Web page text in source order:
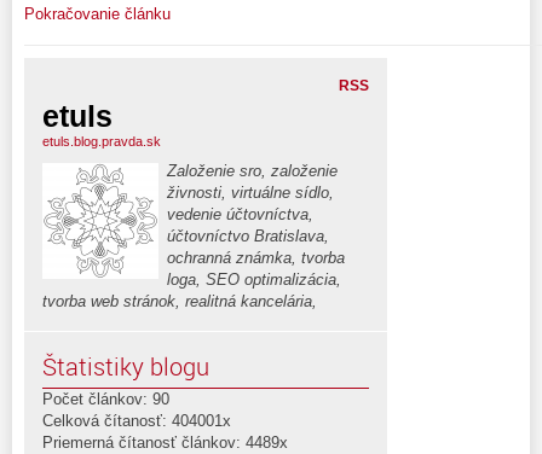
Pokračovanie článku
RSS
etuls
etuls.blog.pravda.sk
Založenie sro, založenie
živnosti, virtuálne sídlo,
vedenie účtovníctva,
účtovníctvo Bratislava,
ochranná známka, tvorba
loga, SEO optimalizácia,
tvorba web stránok, realitná kancelária,
Štatistiky blogu
Počet článkov: 90
Celková čítanosť: 404001x
Priemerná čítanosť článkov: 4489x